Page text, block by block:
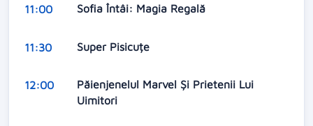
11:00 Sofia Întâi: Magia Regală
11:30 Super Pisicuțe
12:00
Păienjenelul Marvel Și Prietenii Lui
Uimitori